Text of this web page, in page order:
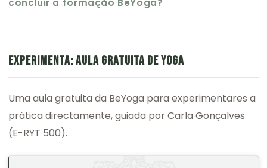
concluir a formação BeYoga?
EXPERIMENTA: AULA GRATUITA DE YOGA
Uma aula gratuita da BeYoga para experimentares a
prática directamente, guiada por Carla Gonçalves
(E-RYT 500).